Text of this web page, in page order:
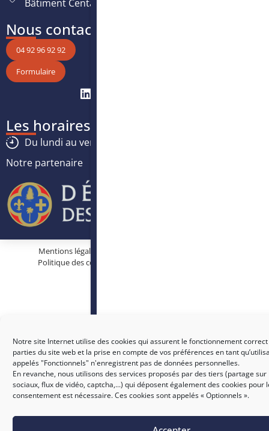
Notre site Internet utilise des cookies qui assurent le fonctionnement
parties du site web et la prise en compte de vos préférences en tant
appelés "Fonctionnels" n'enregistrent pas de données personnelles.
En revanche, nous utilisons des services proposés par des tiers (partage sur
sociaux, flux de vidéo, captcha,...) qui déposent également des cookies pour
consentement est nécessaire. Ces cookies sont appelés « Optionnels ».
Bâtiment Centaure, 06200 Nice
Nous contacter
04 92 96 92 92
Formulaire
Les horaires
Du lundi au vendredi :
Notre partenaire
Mentions légales
Politique des cookies